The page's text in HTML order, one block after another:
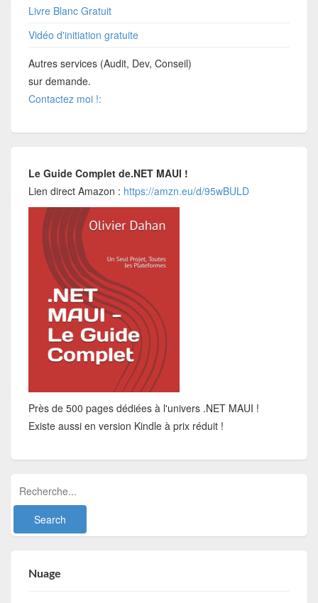
Livre Blanc Gratuit
Vidéo d'initiation gratuite
Autres services (Audit, Dev, Conseil)
sur demande.
Contactez moi !:
Le Guide Complet de.NET MAUI !
Lien direct Amazon : https://amzn.eu/d/95wBULD
Près de 500 pages dédiées à l'univers .NET MAUI !
Existe aussi en version Kindle à prix réduit !
Nuage